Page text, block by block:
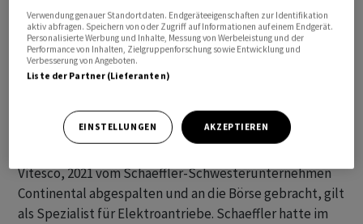
Die eigentliche Verschmelzung soll auf
Hauptversammlungen von Schaeffler und Vitesco Ende
April beschlossen werden. Es würde eines der grössten
Milliarden Euro Umsatz, 120 000 Beschäftigten und mehr
als 100 Fabriken weltweit entstehen.
Vitesco, 2021 vom Schaeffler-Schwesterunternehmen
Continental abgespalten und an die Börse gebracht, gilt
als Spezialist für Elektroantriebe. Schaeffler hatte im
Verwendung genauer Standortdaten. Endgeräteeigenschaften zur Identifikation
aktiv abfragen. Speichern von oder Zugriff auf Informationen auf einem Endgerät.
Personalisierte Werbung und Inhalte, Messung von Werbeleistung und der
Performance von Inhalten, Zielgruppenforschung sowie Entwicklung und
Verbesserung von Angeboten.
Liste der Partner (Lieferanten)
EINSTELLUNGEN AKZEPTIEREN